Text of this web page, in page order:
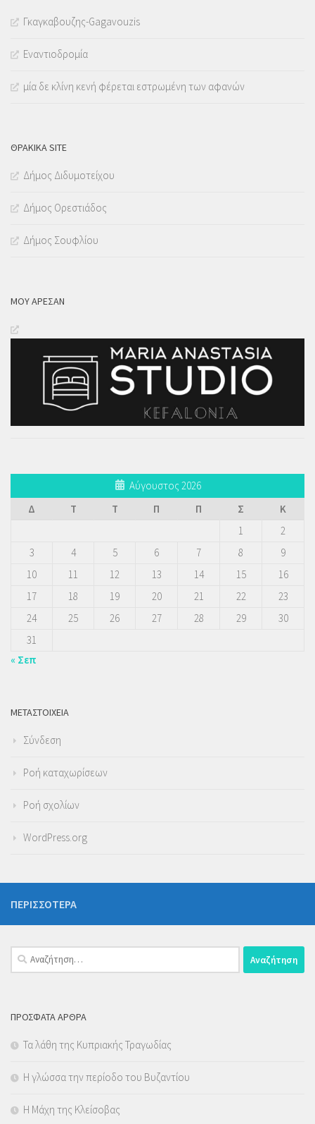
Γκαγκαβουζης-Gagavouzis
Εναντιοδρομία
μία δε κλίνη κενή φέρεται εστρωμένη των αφανών
ΘΡΑΚΙΚΑ SITE
Δήμος Διδυμοτείχου
Δήμος Ορεστιάδος
Δήμος Σουφλίου
ΜΟΥ ΆΡΕΣΑΝ
Αύγουστος 2026
Δ
Τ Τ Π Π Σ
Κ
1
2
3
4 5 6 7 8
9
10
11 12 13 14 15
16
17
18 19 20 21 22
23
24
25 26 27 28 29
30
31
« Σεπ
ΜΕΤΑΣΤΟΙΧΕΊΑ
Σύνδεση
Ροή καταχωρίσεων
Ροή σχολίων
WordPress.org
ΠΕΡΙΣΣΌΤΕΡΑ
Αναζήτηση
για:
ΠΡΌΣΦΑΤΑ ΆΡΘΡΑ
Τα λάθη της Κυπριακής Τραγωδίας
Η γλώσσα την περίοδο του Βυζαντίου
Η Μάχη της Κλείσοβας